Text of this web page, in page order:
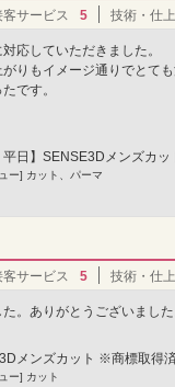
客サービス 5 技術・仕
応していただきました。
りもイメージ通りでとても
です。
平日】SENSE3Dメンズカ
ー] カット、パーマ
客サービス 5 技術・仕
。ありがとうございました
メンズカット ※商標取得
ー] カット